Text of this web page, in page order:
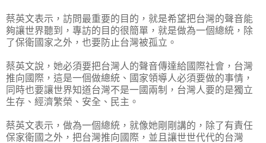
蔡英文表示，訪問最重要的目的，就是希望把台灣的聲音能
夠讓世界聽到，專訪的目的很簡單，就是做為一個總統，除
了保衛國家之外，也要防止台灣被孤立。
蔡英文說，她必須要把台灣人的聲音傳達給國際社會，台灣
推向國際，這是一個做總統、國家領導人必須要做的事情，
同時也要讓世界知道台灣不是一國兩制，台灣人要的是獨立
生存、經濟繁榮、安全、民主。
蔡英文表示，做為一個總統，就像她剛剛講的，除了有責任
保家衛國之外，把台灣推向國際，並且讓世世代代的台灣